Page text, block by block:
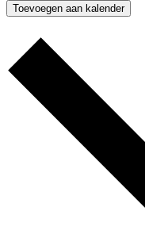
Toevoegen aan kalender